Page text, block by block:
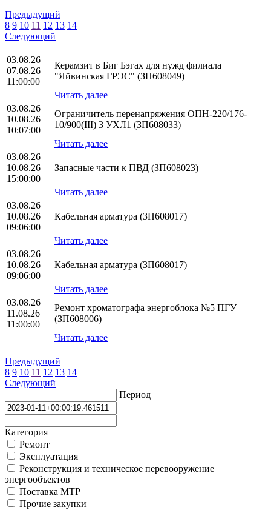
Предыдущий
8 9 10 11 12 13 14
Следующий
03.08.26
07.08.26
11:00:00
Керамзит в Биг Бэгах для нужд филиала
"Яйвинская ГРЭС" (ЗП608049)
Читать далее
03.08.26
10.08.26
10:07:00
Ограничитель перенапряжения ОПН-220/176-
10/900(III) 3 УХЛ1 (ЗП608033)
Читать далее
03.08.26
10.08.26
15:00:00
Запасные части к ПВД (ЗП608023)
Читать далее
03.08.26
10.08.26
09:06:00
Кабельная арматура (ЗП608017)
Читать далее
03.08.26
10.08.26
09:06:00
Кабельная арматура (ЗП608017)
Читать далее
03.08.26
11.08.26
11:00:00
Ремонт хроматографа энергоблока №5 ПГУ
(ЗП608006)
Читать далее
Предыдущий
8 9 10 11 12 13 14
Следующий
Период
Категория
Ремонт
Эксплуатация
Реконструкция и техническое перевооружение
энергообъектов
Поставка МТР
Прочие закупки